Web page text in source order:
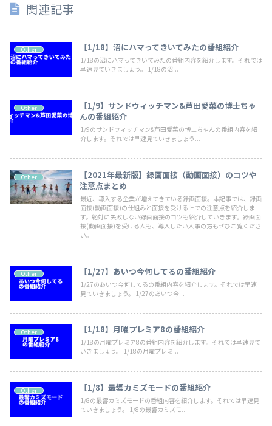
関連記事
Other 【1/18】沼にハマってきいてみたの番組紹介
1/18の沼にハマってきいてみたの番組内容を紹介します。それでは
早速見ていきましょう。 1/18の沼...
Other
【1/9】サンドウィッチマン&芦田愛菜の博士ちゃ
んの番組紹介
1/9のサンドウィッチマン&芦田愛菜の博士ちゃんの番組内容を紹
介します。それでは早速見ていきましょう...
Other
【2021年最新版】録画面接（動画面接）のコツや
注意点まとめ
最近、導入する企業が増えてきている録画面接。本記事では、録画
面接(動画面接)の仕組みと面接を受ける上での注意点を紹介しま
す。絶対に失敗しない録画面接のコツも紹介していきます。録画面
接(動画面接)を受ける人も、導入したい人事の方もぜひご覧くださ
い。
Other 【1/27】あいつ今何してるの番組紹介
1/27のあいつ今何してるの番組内容を紹介します。それでは早速
見ていきましょう。 1/27のあいつ今...
Other 【1/18】月曜プレミア8の番組紹介
1/18の月曜プレミア8の番組内容を紹介します。それでは早速見て
いきましょう。 1/18の月曜プレミ...
Other 【1/8】最響カミズモードの番組紹介
1/8の最響カミズモードの番組内容を紹介します。それでは早速見
ていきましょう。 1/8の最響カミズモ...